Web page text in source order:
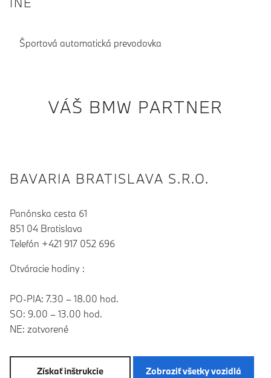
Športová automatická prevodovka
VÁŠ BMW PARTNER
BAVARIA BRATISLAVA S.R.O.
Panónska cesta 61
851 04 Bratislava
Telefón +421 917 052 696
Otváracie hodiny :
PO-PIA: 7.30 – 18.00 hod.
SO: 9.00 – 13.00 hod.
NE: zatvorené
Získať inštrukcie Zobraziť všetky vozidlá